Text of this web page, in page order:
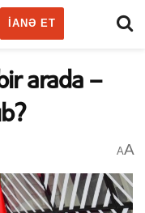
IANƏ ET
arada –
AA